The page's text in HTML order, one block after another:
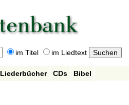
im Titel im Liedtext
Liederbücher CDs
Bibel